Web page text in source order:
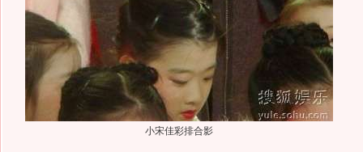
小宋佳彩排合影